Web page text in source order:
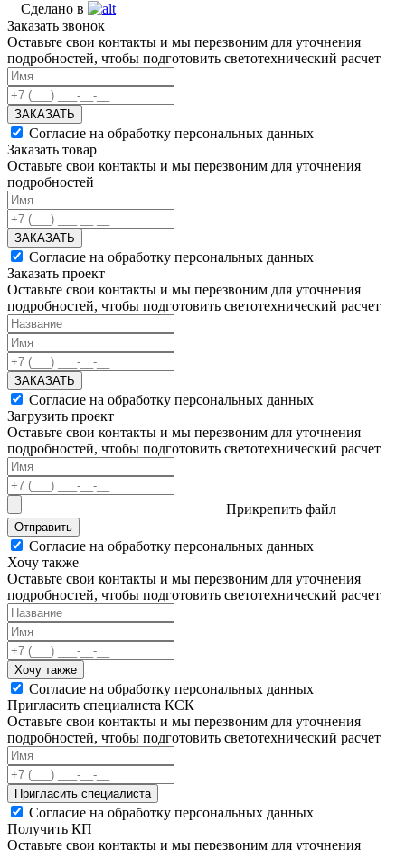
Сделано в
Заказать звонок
Оставьте свои контакты и мы перезвоним для уточнения
подробностей, чтобы подготовить светотехнический расчет
ЗАКАЗАТЬ
Согласие на обработку персональных данных
Заказать товар
Оставьте свои контакты и мы перезвоним для уточнения
подробностей
ЗАКАЗАТЬ
Согласие на обработку персональных данных
Заказать проект
Оставьте свои контакты и мы перезвоним для уточнения
подробностей, чтобы подготовить светотехнический расчет
ЗАКАЗАТЬ
Согласие на обработку персональных данных
Загрузить проект
Оставьте свои контакты и мы перезвоним для уточнения
подробностей, чтобы подготовить светотехнический расчет
Прикрепить файл
Отправить
Согласие на обработку персональных данных
Хочу также
Оставьте свои контакты и мы перезвоним для уточнения
подробностей, чтобы подготовить светотехнический расчет
Хочу также
Согласие на обработку персональных данных
Пригласить специалиста КСК
Оставьте свои контакты и мы перезвоним для уточнения
подробностей, чтобы подготовить светотехнический расчет
Пригласить специалиста
Согласие на обработку персональных данных
Получить КП
Оставьте свои контакты и мы перезвоним для уточнения